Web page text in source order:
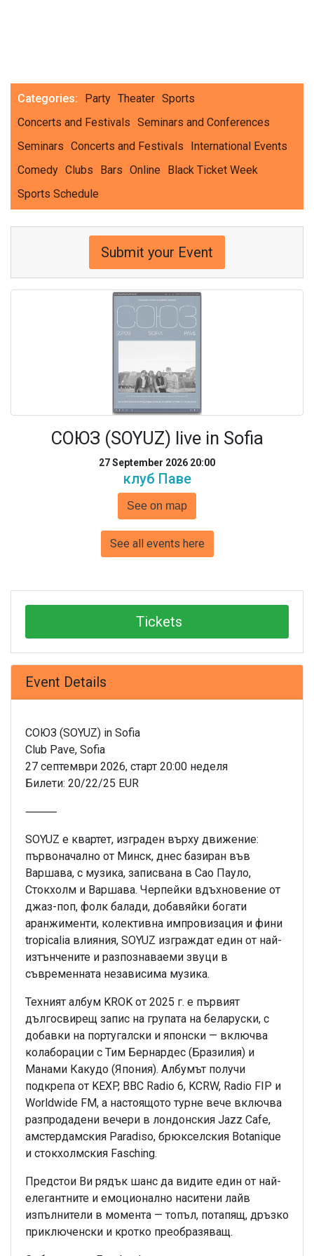
Categories: Party Theater Sports
Concerts and Festivals Seminars and Conferences
Seminars Concerts and Festivals
International Events
Comedy Clubs Bars Online
Black Ticket Week
Sports Schedule
Submit your Event
СОЮЗ (SOYUZ) live in Sofia
27 September 2026 20:00
клуб Паве
See on map
See all events here
Tickets
Event Details
СОЮЗ (SOYUZ) in Sofia
Club Pave, Sofia
27 септември 2026, старт 20:00 неделя
Билети: 20/22/25 EUR
⸻
SOYUZ е квартет, изграден върху движение:
първоначално от Минск, днес базиран във
Варшава, с музика, записвана в Сао Пауло,
Стокхолм и Варшава. Черпейки вдъхновение от
джаз-поп, фолк балади, добавяйки богати
аранжименти, колективна импровизация и фини
tropicalia влияния, SOYUZ изграждат един от най-
изтънчените и разпознаваеми звуци в
съвременната независима музика.
Техният албум KROK от 2025 г. е първият
дългосвирещ запис на групата на беларуски, с
добавки на португалски и японски — включва
колаборации с Тим Бернардес (Бразилия) и
Манами Какудо (Япония). Албумът получи
подкрепа от KEXP, BBC Radio 6, KCRW, Radio FIP и
Worldwide FM, а настоящото турне вече включва
разпродадени вечери в лондонския Jazz Cafe,
амстердамския Paradiso, брюкселския Botanique
и стокхолмския Fasching.
Предстои Ви рядък шанс да видите един от най-
елегантните и емоционално наситени лайв
изпълнители в момента — топъл, потапящ, дръзко
приключенски и кротко преобразяващ.